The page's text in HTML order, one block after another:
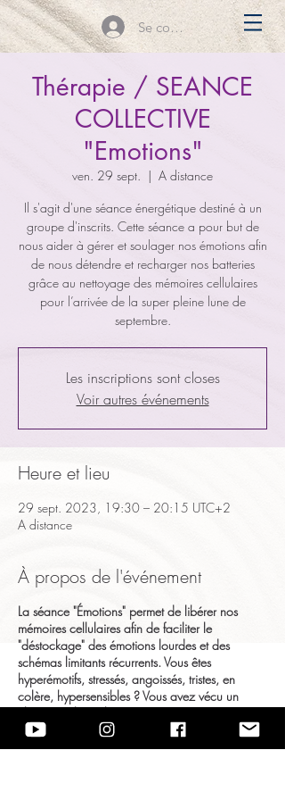
Se connecter
Thérapie / SEANCE
COLLECTIVE
"Emotions"
ven. 29 sept.
  |
A distance
Il s'agit d'une séance énergétique destiné à un
groupe d'inscrits. Cette séance a pour but de
nous aider à gérer et soulager nos émotions afin
de nous détendre et recharger nos batteries
grâce au nettoyage des mémoires cellulaires
pour l’arrivée de la super pleine lune de
septembre.
Les inscriptions sont closes
Voir autres événements
Heure et lieu
29 sept. 2023, 19:30 – 20:15 UTC+2
A distance
À propos de l'événement
La séance "Émotions" permet de libérer nos
mémoires cellulaires afin de faciliter le
"déstockage" des émotions lourdes et des
schémas limitants récurrents. Vous êtes
hyperémotifs, stressés, angoissés, tristes, en
colère, hypersensibles ? Vous avez vécu un
choc moral ou physique récent ou ancien ? Un
événement à venir vous rend anxieux ? Vous
vous sentez totalement en vrac ? Vous avez